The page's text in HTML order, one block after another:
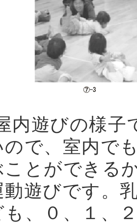
内遊びの様子
ので、室内で
ことができる
動遊びです。
、０、１、